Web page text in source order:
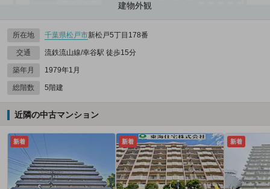
建物外観
所在地 千葉県松戸市新松戸5丁目178番
交通 流鉄流山線/幸谷駅 徒歩15分
築年月 1979年1月
総階数 5階建
近隣の中古マンション
新着 新着 新着